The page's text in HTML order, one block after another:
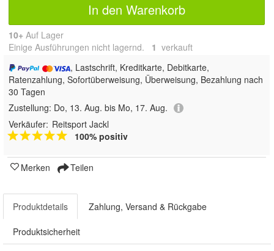
In den Warenkorb
10+ Auf Lager
Einige Ausführungen nicht lagernd. 1 verkauft
, Lastschrift, Kreditkarte, Debitkarte,
Ratenzahlung, Sofortüberweisung, Überweisung, Bezahlung nach
30 Tagen
Zustellung: Do, 13. Aug. bis Mo, 17. Aug.
Verkäufer: Reitsport Jackl
100% positiv
Merken Teilen
Produktdetails Zahlung, Versand & Rückgabe
Produktsicherheit